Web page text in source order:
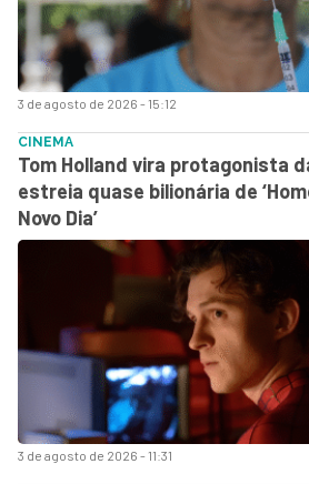
3 de agosto de 2026 - 15:12
3 de agosto de 2026 - 11:31
CINEMA
Tom Holland vira protagonista
estreia quase bilionária de
Novo Dia’